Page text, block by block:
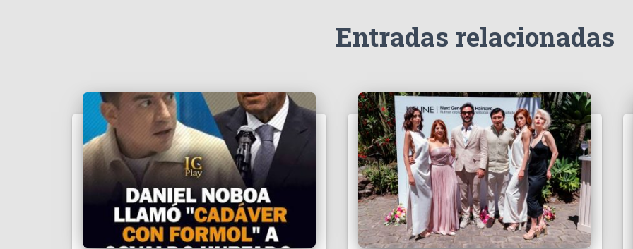
Entradas relacionadas